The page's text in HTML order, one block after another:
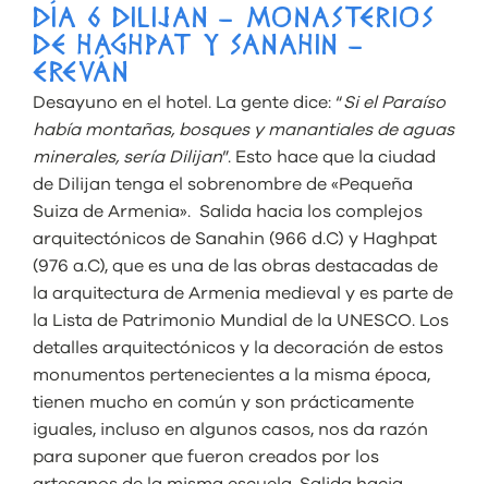
DÍA 6 DILIJAN – MONASTERIOS
DE HAGHPAT Y SANAHIN –
EREVÁN
Desayuno en el hotel. La gente dice: “Si el Paraíso
había montañas, bosques y manantiales de aguas
minerales, sería Dilijan”. Esto hace que la ciudad
de Dilijan tenga el sobrenombre de «Pequeña
Suiza de Armenia». Salida hacia los complejos
arquitectónicos de Sanahin (966 d.C) y Haghpat
(976 a.C), que es una de las obras destacadas de
la arquitectura de Armenia medieval y es parte de
la Lista de Patrimonio Mundial de la UNESCO. Los
detalles arquitectónicos y la decoración de estos
monumentos pertenecientes a la misma época,
tienen mucho en común y son prácticamente
iguales, incluso en algunos casos, nos da razón
para suponer que fueron creados por los